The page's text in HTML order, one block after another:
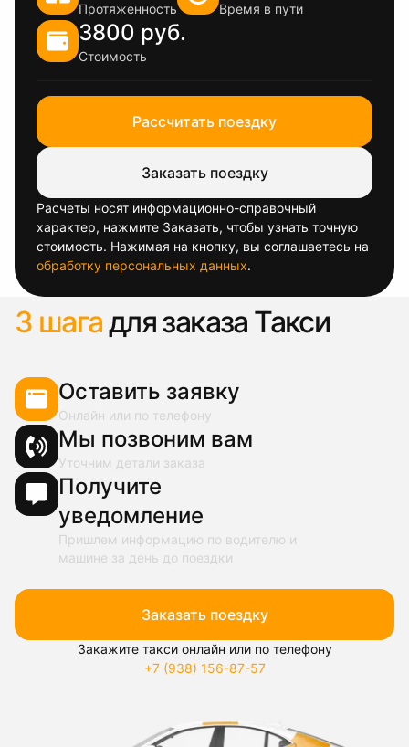
Протяженность Время в пути
3800 руб.
Стоимость
Рассчитать поездку
Заказать поездку
Расчеты носят информационно-справочный
характер, нажмите Заказать, чтобы узнать точную
стоимость. Нажимая на кнопку, вы соглашаетесь на
обработку персональных данных.
3 шагадля заказа Такси
Оставить заявку
Онлайн или по телефону
Мы позвоним вам
Уточним детали заказа
Получите
уведомление
Пришлем информацию по водителю и
машине за день до поездки
Заказать поездку
Закажите такси онлайн или по телефону
+7 (938) 156-87-57